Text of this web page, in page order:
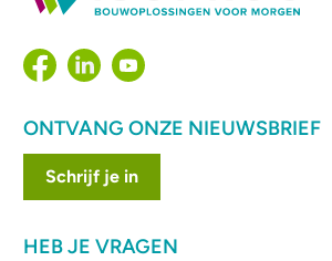
ONTVANG ONZE NIEUWSBRIEF
Schrijf je in
HEB JE VRAGEN